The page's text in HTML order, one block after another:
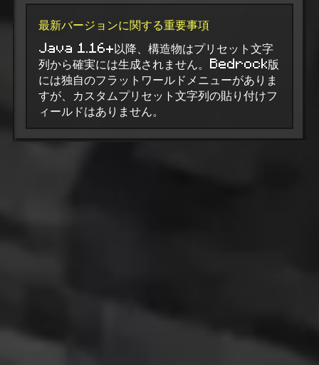
最新バージョンに関する重要事項
Java 1.16+以降、構造物はプリセット文字
列から確実には生成されません。Bedrock版
には独自のフラットワールドメニューがありま
すが、カスタムプリセット文字列の貼り付けフ
ィールドはありません。